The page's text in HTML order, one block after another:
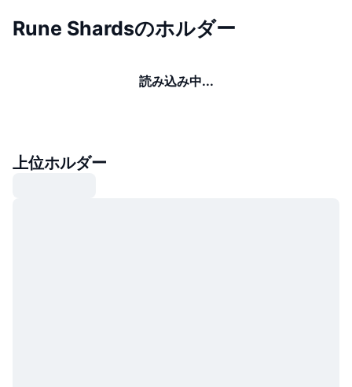
Rune Shardsのホルダー
読み込み中...
上位ホルダー